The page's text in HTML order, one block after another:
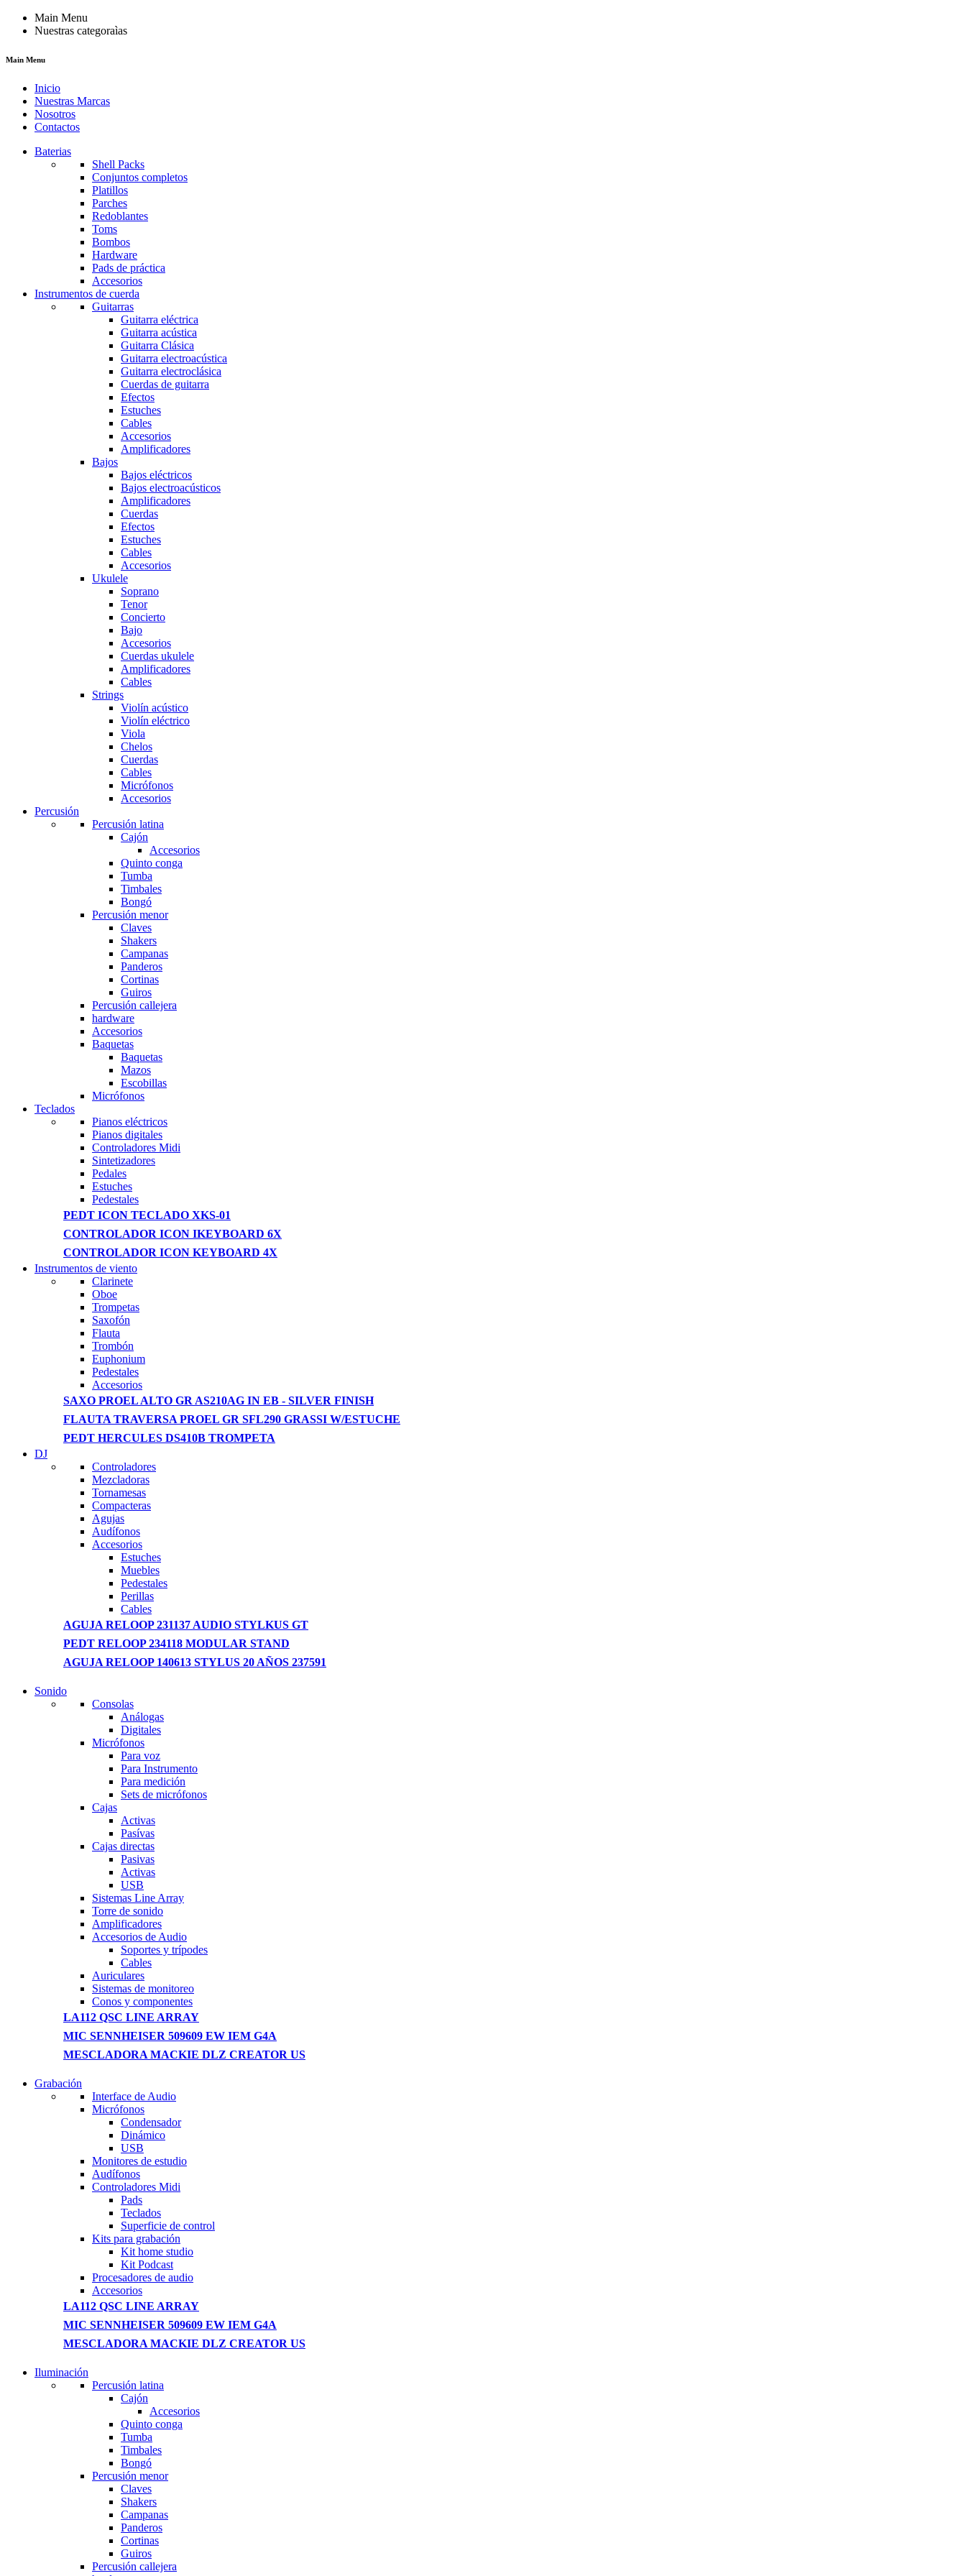
Main Menu
Nuestras categoraìas
Main Menu
Inicio
Nuestras Marcas
Nosotros
Contactos
Baterias
Shell Packs
Conjuntos completos
Platillos
Parches
Redoblantes
Toms
Bombos
Hardware
Pads de práctica
Accesorios
Instrumentos de cuerda
Guitarras
Guitarra eléctrica
Guitarra acústica
Guitarra Clásica
Guitarra electroacústica
Guitarra electroclásica
Cuerdas de guitarra
Efectos
Estuches
Cables
Accesorios
Amplificadores
Bajos
Bajos eléctricos
Bajos electroacústicos
Amplificadores
Cuerdas
Efectos
Estuches
Cables
Accesorios
Ukulele
Soprano
Tenor
Concierto
Bajo
Accesorios
Cuerdas ukulele
Amplificadores
Cables
Strings
Violín acústico
Violín eléctrico
Viola
Chelos
Cuerdas
Cables
Micrófonos
Accesorios
Percusión
Percusión latina
Cajón
Accesorios
Quinto conga
Tumba
Timbales
Bongó
Percusión menor
Claves
Shakers
Campanas
Panderos
Cortinas
Guiros
Percusión callejera
hardware
Accesorios
Baquetas
Baquetas
Mazos
Escobillas
Micrófonos
Teclados
Pianos eléctricos
Pianos digitales
Controladores Midi
Sintetizadores
Pedales
Estuches
Pedestales
PEDT ICON TECLADO XKS-01
CONTROLADOR ICON IKEYBOARD 6X
CONTROLADOR ICON KEYBOARD 4X
View more
Instrumentos de viento
Clarinete
Oboe
Trompetas
Saxofón
Flauta
Trombón
Euphonium
Pedestales
Accesorios
SAXO PROEL ALTO GR AS210AG IN EB - SILVER FINISH
FLAUTA TRAVERSA PROEL GR SFL290 GRASSI W/ESTUCHE
PEDT HERCULES DS410B TROMPETA
DJ
Controladores
Mezcladoras
Tornamesas
Compacteras
Agujas
Audífonos
Accesorios
Estuches
Muebles
Pedestales
Perillas
Cables
AGUJA RELOOP 231137 AUDIO STYLKUS GT
PEDT RELOOP 234118 MODULAR STAND
AGUJA RELOOP 140613 STYLUS 20 AÑOS 237591
TP 450X I7 THINKPAD
Shop Now
Sonido
Consolas
Análogas
Digitales
Micrófonos
Para voz
Para Instrumento
Para medición
Sets de micrófonos
Cajas
Activas
Pasívas
Cajas directas
Pasivas
Activas
USB
Sistemas Line Array
Torre de sonido
Amplificadores
Accesorios de Audio
Soportes y trípodes
Cables
Auriculares
Sistemas de monitoreo
Conos y componentes
LA112 QSC LINE ARRAY
MIC SENNHEISER 509609 EW IEM G4A
MESCLADORA MACKIE DLZ CREATOR US
GAMER CONTROLLER
Shop Now
Grabación
Interface de Audio
Micrófonos
Condensador
Dinámico
USB
Monitores de estudio
Audífonos
Controladores Midi
Pads
Teclados
Superficie de control
Kits para grabación
Kit home studio
Kit Podcast
Procesadores de audio
Accesorios
LA112 QSC LINE ARRAY
MIC SENNHEISER 509609 EW IEM G4A
MESCLADORA MACKIE DLZ CREATOR US
T50F 9KG/1200 SPIN
Shop Now
Iluminación
Percusión latina
Cajón
Accesorios
Quinto conga
Tumba
Timbales
Bongó
Percusión menor
Claves
Shakers
Campanas
Panderos
Cortinas
Guiros
Percusión callejera